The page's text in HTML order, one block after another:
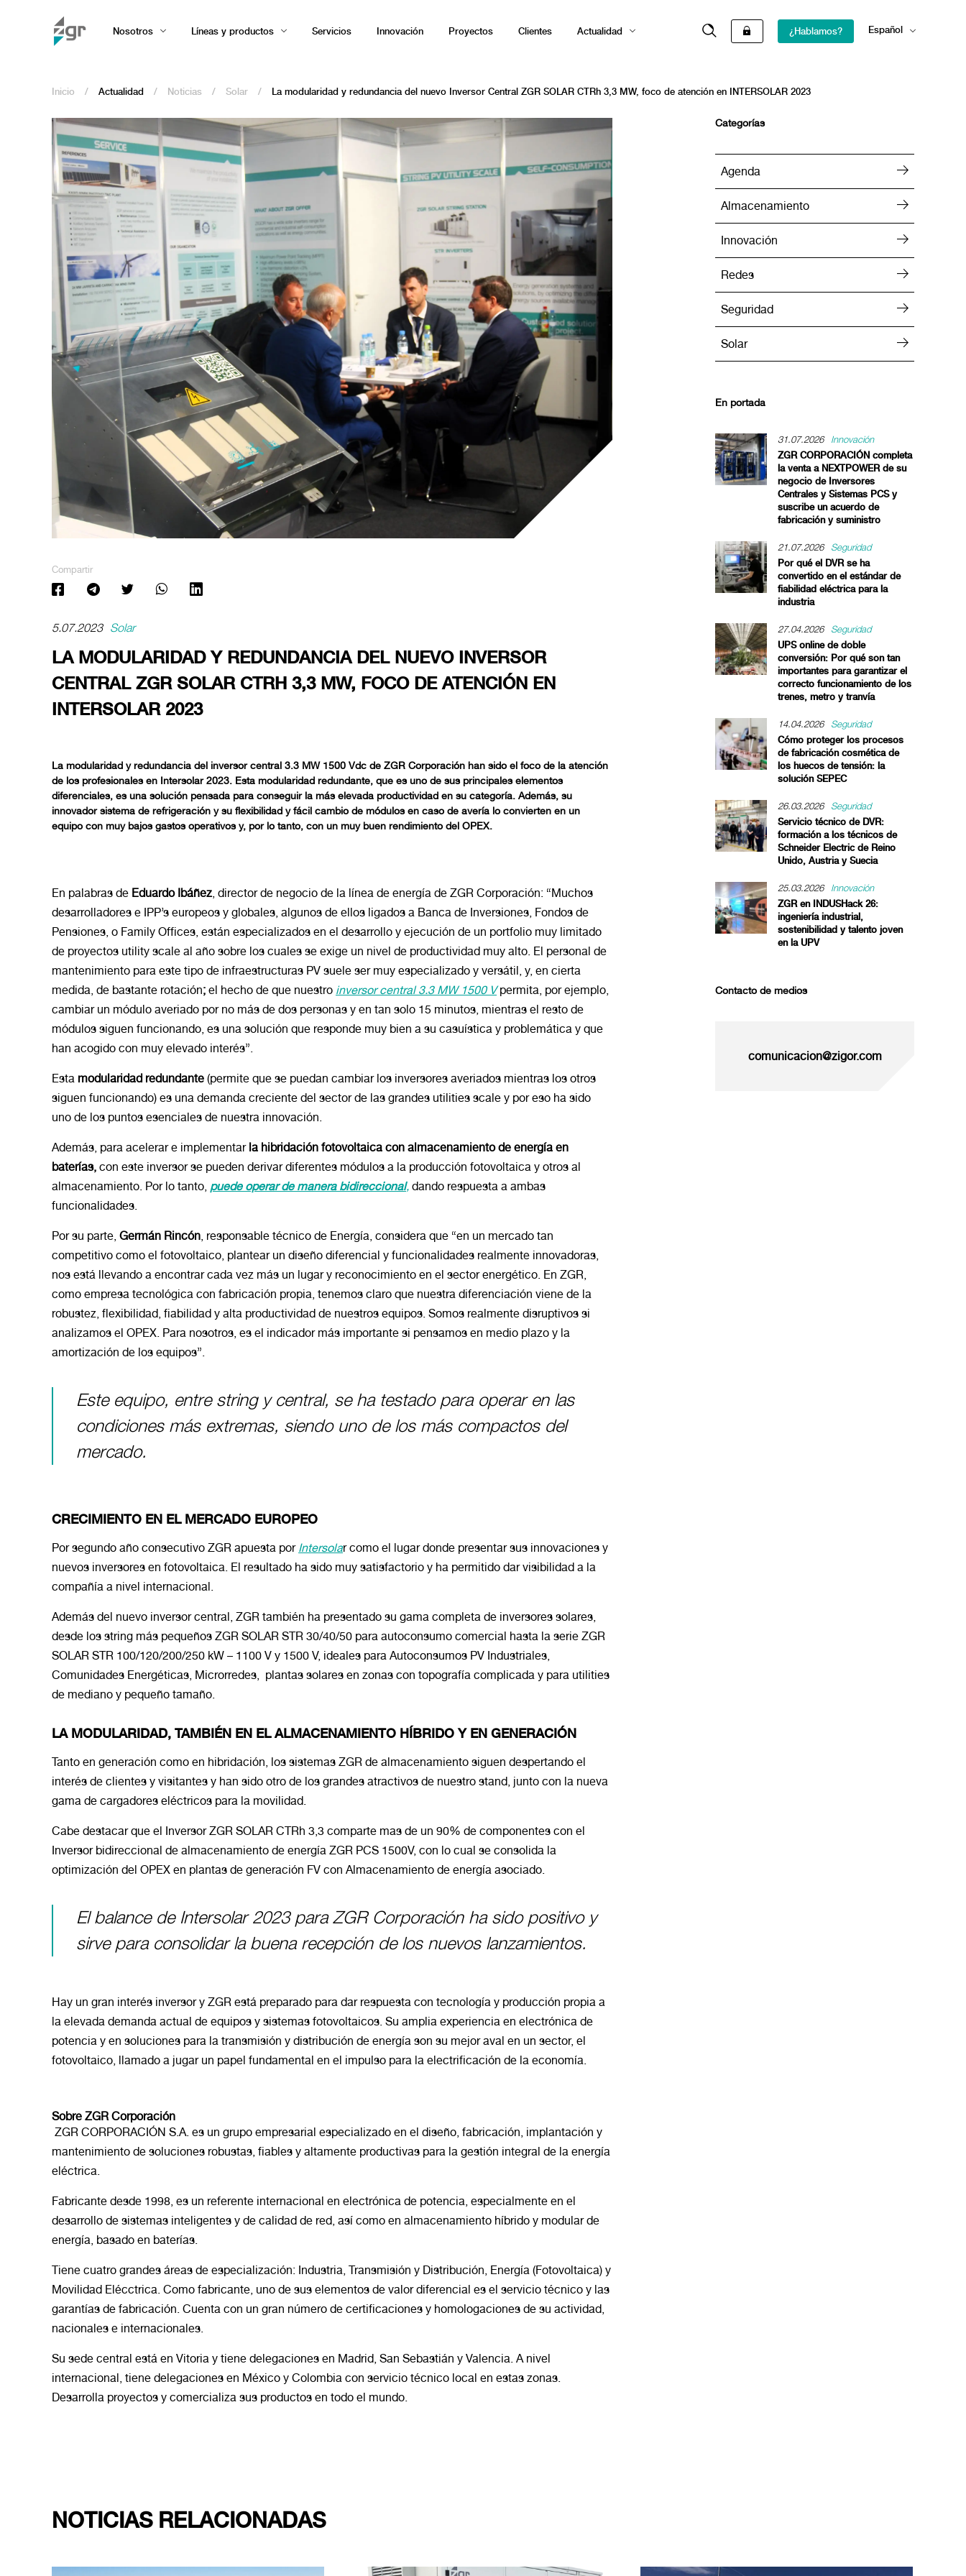
Nosotros Líneas y productos Servicios Innovación Proyectos Clientes Actualidad ¿Hablamos?
Español
Inicio / Actualidad / Noticias / Solar / La modularidad y redundancia del nuevo Inversor Central ZGR SOLAR CTRh 3,3 MW, foco de atención en INTERSOLAR 2023
Compartir
5.07.2023 Solar
LA MODULARIDAD Y REDUNDANCIA DEL NUEVO INVERSOR
CENTRAL ZGR SOLAR CTRH 3,3 MW, FOCO DE ATENCIÓN EN
INTERSOLAR 2023
La modularidad y redundancia del inversor central 3.3 MW 1500 Vdc de ZGR Corporación han sido el foco de la atención
de los profesionales en Intersolar 2023. Esta modularidad redundante, que es uno de sus principales elementos
diferenciales, es una solución pensada para conseguir la más elevada productividad en su categoría. Además, su
innovador sistema de refrigeración y su flexibilidad y fácil cambio de módulos en caso de avería lo convierten en un
equipo con muy bajos gastos operativos y, por lo tanto, con un muy buen rendimiento del OPEX.
En palabras de Eduardo Ibáñez, director de negocio de la línea de energía de ZGR Corporación: “Muchos
desarrolladores e IPP’s europeos y globales, algunos de ellos ligados a Banca de Inversiones, Fondos de
Pensiones, o Family Offices, están especializados en el desarrollo y ejecución de un portfolio muy limitado
de proyectos utility scale al año sobre los cuales se exige un nivel de productividad muy alto. El personal de
mantenimiento para este tipo de infraestructuras PV suele ser muy especializado y versátil, y, en cierta
medida, de bastante rotación; el hecho de que nuestro inversor central 3.3 MW 1500 Vpermita, por ejemplo,
cambiar un módulo averiado por no más de dos personas y en tan solo 15 minutos, mientras el resto de
módulos siguen funcionando, es una solución que responde muy bien a su casuística y problemática y que
han acogido con muy elevado interés”.
Esta modularidad redundante (permite que se puedan cambiar los inversores averiados mientras los otros
siguen funcionando) es una demanda creciente del sector de las grandes utilities scale y por eso ha sido
uno de los puntos esenciales de nuestra innovación.
Además, para acelerar e implementar la hibridación fotovoltaica con almacenamiento de energía en
baterías, con este inversor se pueden derivar diferentes módulos a la producción fotovoltaica y otros al
almacenamiento. Por lo tanto, puede operar de manera bidireccional, dando respuesta a ambas
funcionalidades.
Por su parte, Germán Rincón, responsable técnico de Energía, considera que “en un mercado tan
competitivo como el fotovoltaico, plantear un diseño diferencial y funcionalidades realmente innovadoras,
nos está llevando a encontrar cada vez más un lugar y reconocimiento en el sector energético. En ZGR,
como empresa tecnológica con fabricación propia, tenemos claro que nuestra diferenciación viene de la
robustez, flexibilidad, fiabilidad y alta productividad de nuestros equipos. Somos realmente disruptivos si
analizamos el OPEX. Para nosotros, es el indicador más importante si pensamos en medio plazo y la
amortización de los equipos”.
Este equipo, entre string y central, se ha testado para operar en las
condiciones más extremas, siendo uno de los más compactos del
mercado.
CRECIMIENTO EN EL MERCADO EUROPEO
Por segundo año consecutivo ZGR apuesta por Intersolar como el lugar donde presentar sus innovaciones y
nuevos inversores en fotovoltaica. El resultado ha sido muy satisfactorio y ha permitido dar visibilidad a la
compañía a nivel internacional.
Además del nuevo inversor central, ZGR también ha presentado su gama completa de inversores solares,
desde los string más pequeños ZGR SOLAR STR 30/40/50 para autoconsumo comercial hasta la serie ZGR
SOLAR STR 100/120/200/250 kW – 1100 V y 1500 V, ideales para Autoconsumos PV Industriales,
Comunidades Energéticas, Microrredes, plantas solares en zonas con topografía complicada y para utilities
de mediano y pequeño tamaño.
LA MODULARIDAD, TAMBIÉN EN EL ALMACENAMIENTO HÍBRIDO Y EN GENERACIÓN
Tanto en generación como en hibridación, los sistemas ZGR de almacenamiento siguen despertando el
interés de clientes y visitantes y han sido otro de los grandes atractivos de nuestro stand, junto con la nueva
gama de cargadores eléctricos para la movilidad.
Cabe destacar que el Inversor ZGR SOLAR CTRh 3,3 comparte mas de un 90% de componentes con el
Inversor bidireccional de almacenamiento de energía ZGR PCS 1500V, con lo cual se consolida la
optimización del OPEX en plantas de generación FV con Almacenamiento de energía asociado.
El balance de Intersolar 2023 para ZGR Corporación ha sido positivo y
sirve para consolidar la buena recepción de los nuevos lanzamientos.
Hay un gran interés inversor y ZGR está preparado para dar respuesta con tecnología y producción propia a
la elevada demanda actual de equipos y sistemas fotovoltaicos. Su amplia experiencia en electrónica de
potencia y en soluciones para la transmisión y distribución de energía son su mejor aval en un sector, el
fotovoltaico, llamado a jugar un papel fundamental en el impulso para la electrificación de la economía.
Sobre ZGR Corporación
ZGR CORPORACIÓN S.A. es un grupo empresarial especializado en el diseño, fabricación, implantación y
mantenimiento de soluciones robustas, fiables y altamente productivas para la gestión integral de la energía
eléctrica.
Fabricante desde 1998, es un referente internacional en electrónica de potencia, especialmente en el
desarrollo de sistemas inteligentes y de calidad de red, así como en almacenamiento híbrido y modular de
energía, basado en baterías.
Tiene cuatro grandes áreas de especialización: Industria, Transmisión y Distribución, Energía (Fotovoltaica) y
Movilidad Elécctrica. Como fabricante, uno de sus elementos de valor diferencial es el servicio técnico y las
garantías de fabricación. Cuenta con un gran número de certificaciones y homologaciones de su actividad,
nacionales e internacionales.
Su sede central está en Vitoria y tiene delegaciones en Madrid, San Sebastián y Valencia. A nivel
internacional, tiene delegaciones en México y Colombia con servicio técnico local en estas zonas.
Desarrolla proyectos y comercializa sus productos en todo el mundo.
Categorías
Agenda
Almacenamiento
Innovación
Redes
Seguridad
Solar
En portada
31.07.2026 Innovación
ZGR CORPORACIÓN completa
la venta a NEXTPOWER de su
negocio de Inversores
Centrales y Sistemas PCS y
suscribe un acuerdo de
fabricación y suministro
21.07.2026 Seguridad
Por qué el DVR se ha
convertido en el estándar de
fiabilidad eléctrica para la
industria
27.04.2026 Seguridad
UPS online de doble
conversión: Por qué son tan
importantes para garantizar el
correcto funcionamiento de los
trenes, metro y tranvía
14.04.2026 Seguridad
Cómo proteger los procesos
de fabricación cosmética de
los huecos de tensión: la
solución SEPEC
26.03.2026 Seguridad
Servicio técnico de DVR:
formación a los técnicos de
Schneider Electric de Reino
Unido, Austria y Suecia
25.03.2026 Innovación
ZGR en INDUSHack 26:
ingeniería industrial,
sostenibilidad y talento joven
en la UPV
Contacto de medios
comunicacion@zigor.com
NOTICIAS RELACIONADAS